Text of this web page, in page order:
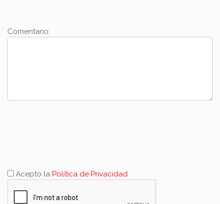
Comentario:
Acepto la Política de Privacidad